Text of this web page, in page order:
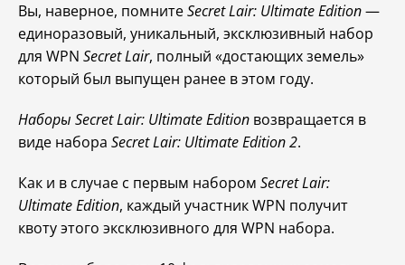
Вы, наверное, помнитеSecret Lair: Ultimate Edition—
единоразовый, уникальный, эксклюзивный набор
для WPN Secret Lair, полный «достающих земель»
который был выпущен ранее в этом году.
Наборы Secret Lair: Ultimate Edition возвращается в
виде набора Secret Lair: Ultimate Edition 2.
Как и в случае с первым набором Secret Lair:
Ultimate Edition, каждый участник WPN получит
квоту этого эксклюзивного для WPN набора.